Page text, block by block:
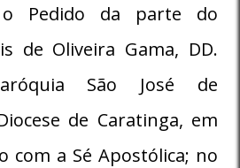
o Pedido da parte do
de Oliveira Gama, DD.
São José de
de Caratinga, em
com a Sé Apostólica; no